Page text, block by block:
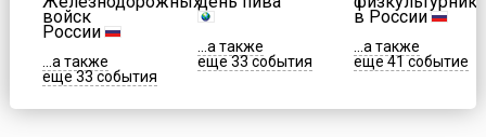
войск
России
...а также
еще 33 события
...а также
еще 33 события
в России
...а также
еще 41 событие